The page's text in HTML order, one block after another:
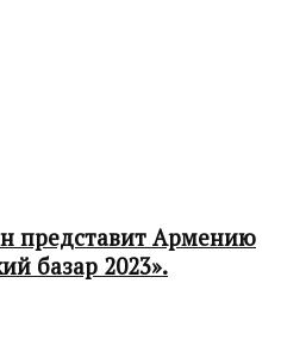
представит Армению
базар 2023».